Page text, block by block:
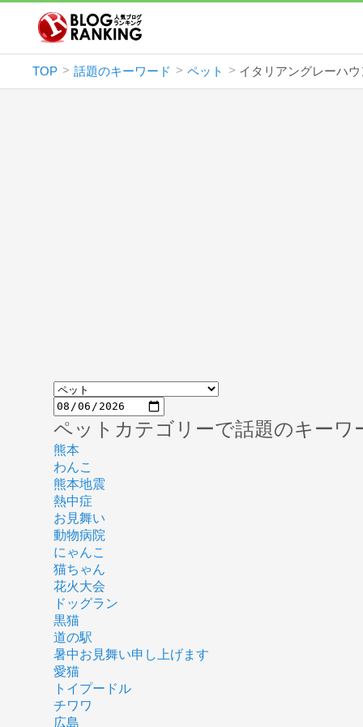
TOP 話題のキーワード ペット イタリアングレーハ
ペットカテゴリーで話題のキーワ
熊本
わんこ
熊本地震
熱中症
お見舞い
動物病院
にゃんこ
猫ちゃん
花火大会
ドッグラン
黒猫
道の駅
暑中お見舞い申し上げます
愛猫
トイプードル
チワワ
広島